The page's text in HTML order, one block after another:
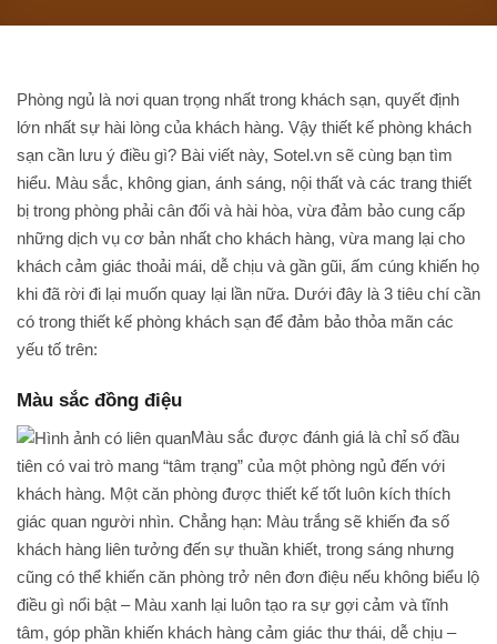
Phòng ngủ là nơi quan trọng nhất trong khách sạn, quyết định
lớn nhất sự hài lòng của khách hàng. Vậy thiết kế phòng khách
sạn cần lưu ý điều gì? Bài viết này, Sotel.vn sẽ cùng bạn tìm
hiểu. Màu sắc, không gian, ánh sáng, nội thất và các trang thiết
bị trong phòng phải cân đối và hài hòa, vừa đảm bảo cung cấp
những dịch vụ cơ bản nhất cho khách hàng, vừa mang lại cho
khách cảm giác thoải mái, dễ chịu và gần gũi, ấm cúng khiến họ
khi đã rời đi lại muốn quay lại lần nữa. Dưới đây là 3 tiêu chí cần
có trong thiết kế phòng khách sạn để đảm bảo thỏa mãn các
yếu tố trên:
Màu sắc đồng điệu
Màu sắc được đánh giá là chỉ số đầu
tiên có vai trò mang “tâm trạng” của một phòng ngủ đến với
khách hàng. Một căn phòng được thiết kế tốt luôn kích thích
giác quan người nhìn. Chẳng hạn: Màu trắng sẽ khiến đa số
khách hàng liên tưởng đến sự thuần khiết, trong sáng nhưng
cũng có thể khiến căn phòng trở nên đơn điệu nếu không biểu lộ
điều gì nổi bật – Màu xanh lại luôn tạo ra sự gợi cảm và tĩnh
tâm, góp phần khiến khách hàng cảm giác thư thái, dễ chịu –